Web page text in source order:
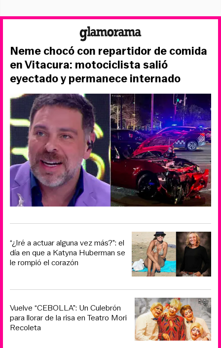
Neme chocó con repartidor de comida
en Vitacura: motociclista salió
eyectado y permanece internado
“¿Iré a actuar alguna vez más?”: el
día en que a Katyna Huberman se
le rompió el corazón
Vuelve “CEBOLLA”: Un Culebrón
para llorar de la risa en Teatro Mori
Recoleta